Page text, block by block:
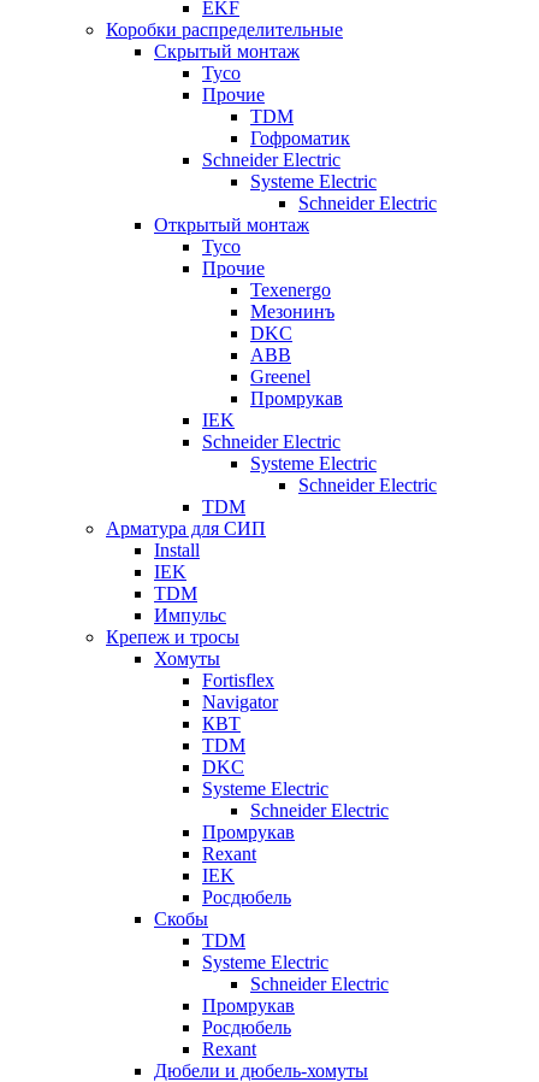
EKF
Коробки распределительные
Скрытый монтаж
Tyco
Прочие
TDM
Гофроматик
Schneider Electric
Systeme Electric
Schneider Electric
Открытый монтаж
Tyco
Прочие
Texenergo
Мезонинъ
DKC
ABB
Greenel
Промрукав
IEK
Schneider Electric
Systeme Electric
Schneider Electric
TDM
Арматура для СИП
Install
IEK
TDM
Импульс
Крепеж и тросы
Хомуты
Fortisflex
Navigator
КВТ
TDM
DKC
Systeme Electric
Schneider Electric
Промрукав
Rexant
IEK
Росдюбель
Скобы
TDM
Systeme Electric
Schneider Electric
Промрукав
Росдюбель
Rexant
Дюбели и дюбель-хомуты